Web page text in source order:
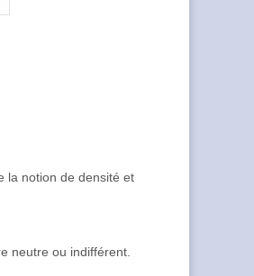
la notion de densité et
neutre ou indifférent.